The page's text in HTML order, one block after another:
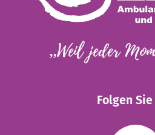
„Weil jeder
Folgen